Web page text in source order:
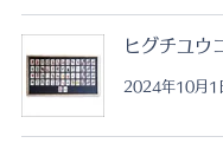
ヒグチユ
2024年10月1